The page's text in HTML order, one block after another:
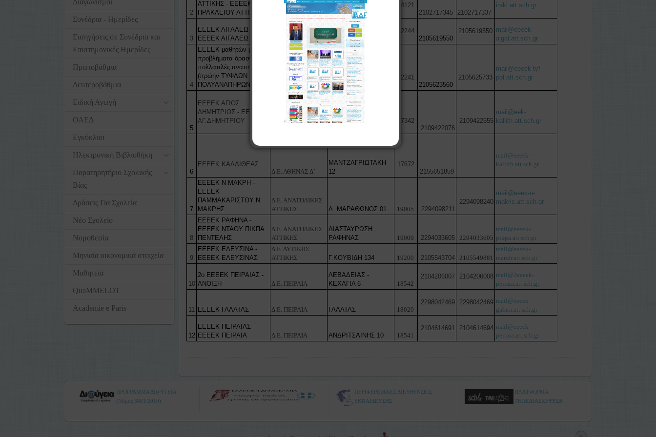
2
ΑΤΤΙΚΗΣ - ΕΕΕΕΚ
ΗΡΑΚΛΕΙΟΥ ΑΤΤΙΚΗΣ
Δ.Ε. ΑΘΗΝΑΣ Β΄
ΖΑΛΟΚΩΣΤΑ 18
14121
2102717345
2102717337
irakl.att.sch.gr
3
ΕΕΕΕΚ ΑΙΓΑΛΕΩ -
ΕΕΕΕΚ ΑΙΓΑΛΕΩ
Δ.Ε. ΑΘΗΝΑΣ Γ΄
ΙΑΣΙΟΥ ΚΑΙ
ΟΡΥΖΟΜΥΛΩΝ 15
12244
2105619550
2105619550 mail@eeeek-
aigal.att.sch.gr
4
ΕΕΕΕΚ μαθητών με
προβλήματα όρασης και
πολλαπλές αναπηρίες
(πρώην ΤΥΦΛΩΝ
ΠΟΛΥΑΝΑΠΗΡΩΝ)
Δ.Ε. ΑΘΗΝΑΣ Γ΄
ΠΑΡΟΔΟΣ ΤΗΣ
ΟΔΟΥ ΜΙΝΩΟΣ &
ΣΚΡΑ (από Θηβών
250)
12241
2105623560
2105625733
mail@eeeek-tyf-
pol.att.sch.gr
5
ΕΕΕΕΚ ΑΓΙΟΣ
ΔΗΜΗΤΡΙΟΣ - ΕΕΕΕΚ
ΑΓ.ΔΗΜΗΤΡΙΟΥ
17342
2109422076
2109422555
mail@eek-
kallith.att.sch.gr
6
ΕΕΕΕΚ ΚΑΛΛΙΘΕΑΣ
Δ.Ε. ΑΘΗΝΑΣ Δ΄
ΜΑΝΤΖΑΓΡΙΩΤΑΚΗ
12
17672
2155651859
mail@eeeek-
kallith.att.sch.gr
7
ΕΕΕΕΚ Ν ΜΑΚΡΗ -
ΕΕΕΕΚ
ΠΑΜΜΑΚΑΡΙΣΤΟΥ Ν.
ΜΑΚΡΗΣ
Δ.Ε. ΑΝΑΤΟΛΙΚΗΣ
ΑΤΤΙΚΗΣ
Λ. ΜΑΡΑΘΩΝΟΣ 01 19005 2294098211
2294098240
mail@eeek-n-
makris.att.sch.gr
8
ΕΕΕΕΚ ΡΑΦΗΝΑ -
ΕΕΕΕΚ ΝΤΑΟΥ ΠΙΚΠΑ
ΠΕΝΤΕΛΗΣ
Δ.Ε. ΑΝΑΤΟΛΙΚΗΣ
ΑΤΤΙΚΗΣ
ΔΙΑΣΤΑΥΡΩΣΗ
ΡΑΦΗΝΑΣ
19009 2294033605 2294033605
mail@eeeek-
pikpa.att.sch.gr
9
ΕΕΕΕΚ ΕΛΕΥΣΙΝΑ -
ΕΕΕΕΚ ΕΛΕΥΣΙΝΑΣ
Δ.Ε. ΔΥΤΙΚΗΣ
ΑΤΤΙΚΗΣ
Γ.ΚΟΥΒΙΔΗ 134 19200 2105543704 2105549881
mail@eeeek-
mandr.att.sch.gr
10
2ο ΕΕΕΕΚ ΠΕΙΡΑΙΑΣ -
ΑΝΟΙΞΗ
Δ.Ε. ΠΕΙΡΑΙΑ
ΛΕΒΑΔΕΙΑΣ -
ΚΕΧΑΓΙΑ 6
18542
2104206007 2104206008 mail@2eeeek-
peiraia.att.sch.gr
11 ΕΕΕΕΚ ΓΑΛΑΤΑΣ Δ.Ε. ΠΕΙΡΑΙΑ ΓΑΛΑΤΑΣ 18020
2298042469 2298042469 mail@eeeek-
galata.att.sch.gr
12
ΕΕΕΕΚ ΠΕΙΡΑΙΑΣ -
ΕΕΕΕΚ ΠΕΙΡΑΙΑ
Δ.Ε. ΠΕΙΡΑΙΑ ΑΝΔΡΙΤΣΑΙΝΗΣ 10 18541
2104614691 2104614694 mail@eeeek-
peiraia.att.sch.gr
Συνέδρια - Ημερίδες
Εισηγήσεις σε Συνέδρια και
Επιστημονικές Ημερίδες
Πρωτοβάθμια
Δευτεροβάθμια
Ειδική Αγωγή
ΟΑΕΔ
Εγκύκλιοι
Ηλεκτρονική Βιβλιοθήκη
Παρατηρητήριο Σχολικής
Βίας
Δράσεις Για Σχολεία
Νέο Σχολείο
Νομοθεσία
Μηνιαία οικονομικά στοιχεία
Μαθητεία
QuaMMELOT
Academie e Paris
ΠΡΟΓΡΑΜΜΑ ΔΙ@ΥΓΕΙΑ
(Νόμος 3861/2010)
ΠΕΡΙΦΕΡΕΙΑΚΕΣ ΔΙΕΥΘΥΝΣΕΙΣ
ΕΚΠΑΙΔΕΥΣΗΣ
ΠΛΑΤΦΟΡΜΑ
ΤΗΛΕΔΙΑΣΚΕΨΕΩΝ